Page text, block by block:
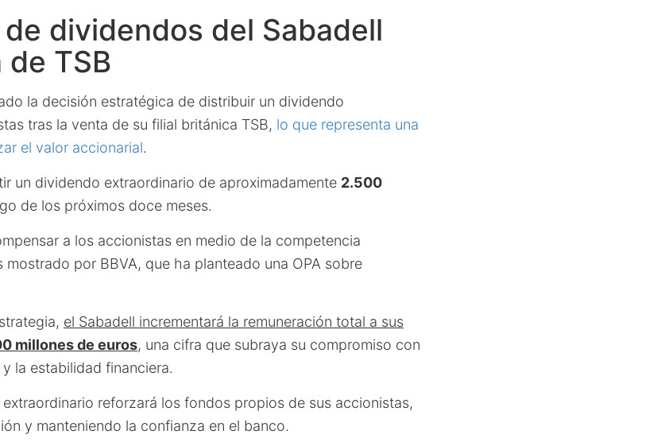
dividendos del Sabadell
TSB
la decisión estratégica de distribuir un dividendo
tras la venta de su filial británica TSB, lo que representa una
el valor accionarial.
un dividendo extraordinario de aproximadamente 2.500
de los próximos doce meses.
a los accionistas en medio de la competencia
mostrado por BBVA, que ha planteado una OPA sobre
el Sabadell incrementará la remuneración total a sus
millones de euros, una cifra que subraya su compromiso con
la estabilidad financiera.
reforzará los fondos propios de sus accionistas,
y manteniendo la confianza en el banco.